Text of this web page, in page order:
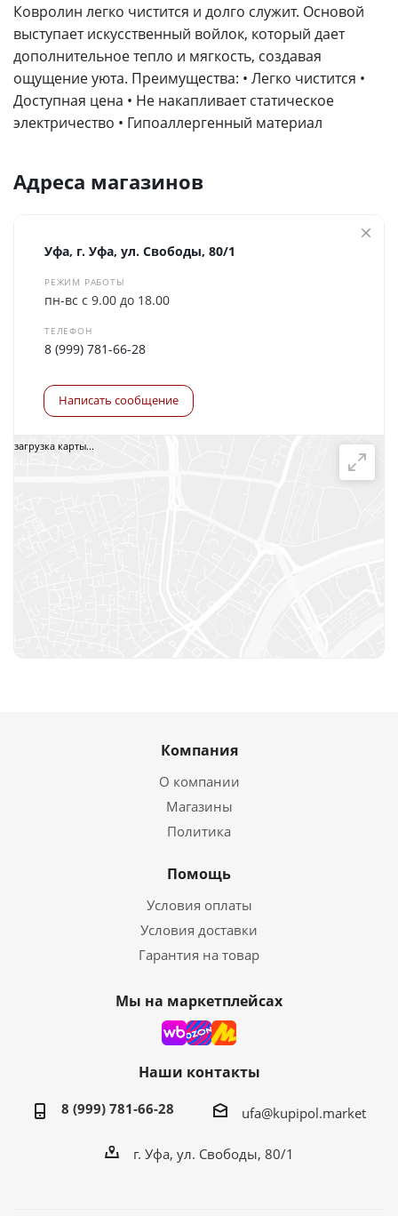
Ковролин легко чистится и долго служит. Основой
выступает искусственный войлок, который дает
дополнительное тепло и мягкость, создавая
ощущение уюта. Преимущества: • Легко чистится •
Доступная цена • Не накапливает статическое
электричество • Гипоаллергенный материал
Адреса магазинов
Уфа, г. Уфа, ул. Свободы, 80/1
РЕЖИМ РАБОТЫ
пн-вс с 9.00 до 18.00
ТЕЛЕФОН
8 (999) 781-66-28
Написать сообщение
загрузка карты...
Компания
О компании
Магазины
Политика
Помощь
Условия оплаты
Условия доставки
Гарантия на товар
Мы на маркетплейсах
Наши контакты
8 (999) 781-66-28 ufa@kupipol.market
г. Уфа, ул. Свободы, 80/1